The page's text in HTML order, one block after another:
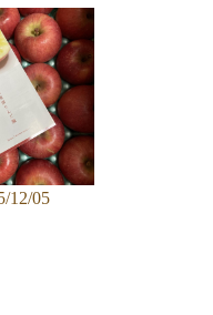
12/05